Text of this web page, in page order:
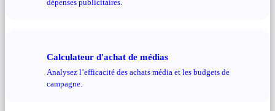
dépenses publicitaires.
Calculateur d'achat de médias
Analysez l’efficacité des achats média et les budgets de
campagne.